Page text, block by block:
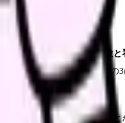
になるには 保健師国家試験
健師に限っており、第42条
（HE2）。
産業看護師」と呼ばれるこ